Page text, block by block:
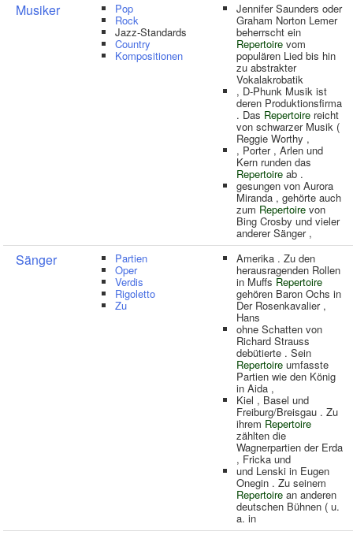
Musiker Pop
Rock
Jazz-Standards
Country
Kompositionen
Jennifer Saunders oder
Graham Norton Lemer
beherrscht ein
Repertoire vom
populären Lied bis hin
zu abstrakter
Vokalakrobatik
, D-Phunk Musik ist
deren Produktionsfirma
. Das Repertoire reicht
von schwarzer Musik (
Reggie Worthy ,
, Porter , Arlen und
Kern runden das
Repertoire ab .
gesungen von Aurora
Miranda , gehörte auch
zum Repertoire von
Bing Crosby und vieler
anderer Sänger ,
Sänger Partien
Oper
Verdis
Rigoletto
Zu
Amerika . Zu den
herausragenden Rollen
in Muffs Repertoire
gehören Baron Ochs in
Der Rosenkavalier ,
Hans
ohne Schatten von
Richard Strauss
debütierte . Sein
Repertoire umfasste
Partien wie den König
in Aida ,
Kiel , Basel und
Freiburg/Breisgau . Zu
ihrem Repertoire
zählten die
Wagnerpartien der Erda
, Fricka und
und Lenski in Eugen
Onegin . Zu seinem
Repertoire an anderen
deutschen Bühnen ( u.
a. in